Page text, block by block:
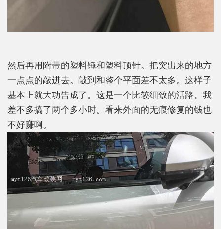
然后再用附带的塑料锤和塑料顶针。把突出来的地方
一点点的敲进去。敲到和整个平面差不太多。这样子
基本上就大功告成了。这是一个比较细致的活路。我
差不多搞了两个多小时。看来外面的无痕修复的钱也
不好赚啊。